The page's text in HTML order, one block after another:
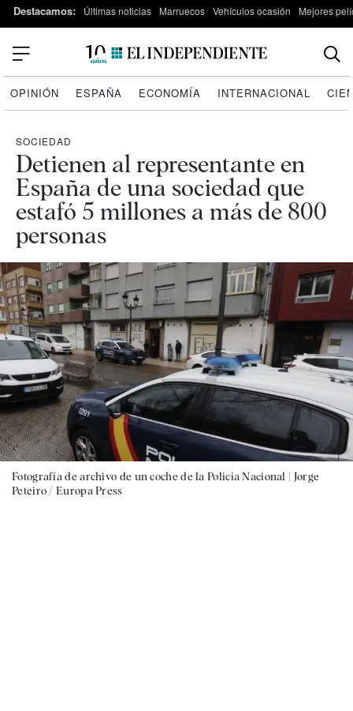
Destacamos: Últimas noticias Marruecos Vehículos ocasión Mejores
OPINIÓN ESPAÑA ECONOMÍA INTERNACIONAL
SOCIEDAD
Detienen al representante en
España de una sociedad que
estafó 5 millones a más de 800
personas
Fotografía de archivo de un coche de la Policía Nacional | Jorge
Peteiro / Europa Press